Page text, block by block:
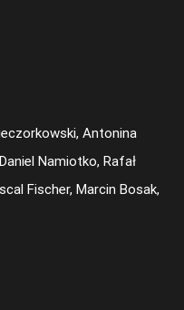
Antonina
Namiotko, Rafał
Fischer, Marcin Bosak,